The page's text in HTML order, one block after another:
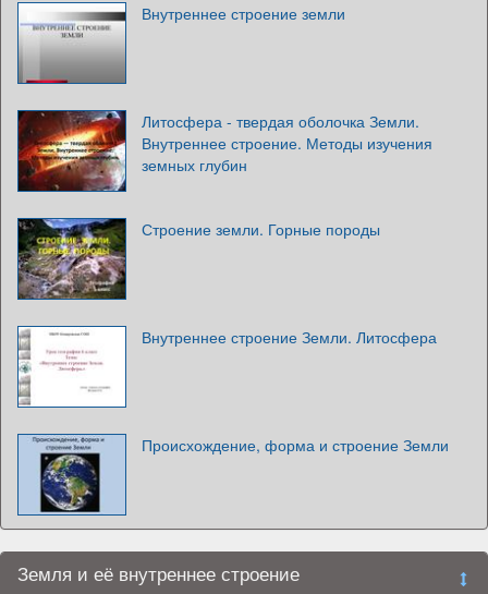
Внутреннее строение земли
Литосфера - твердая оболочка Земли.
Внутреннее строение. Методы изучения
земных глубин
Строение земли. Горные породы
Внутреннее строение Земли. Литосфера
Происхождение, форма и строение Земли
Земля и её внутреннее строение